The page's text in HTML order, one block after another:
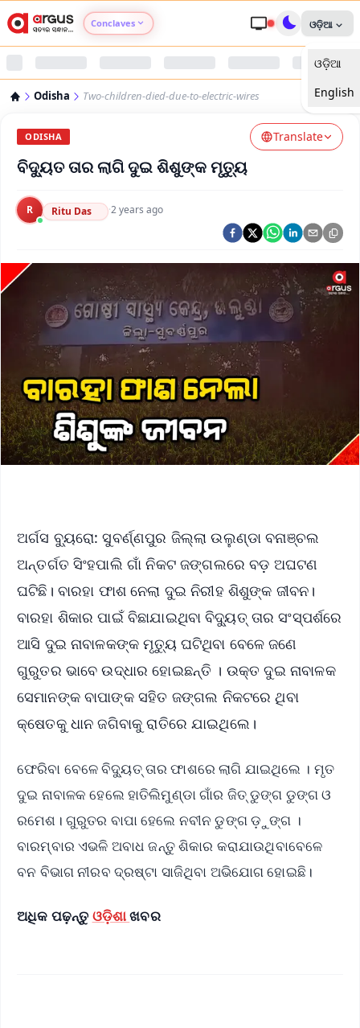
Conclaves
Argus Swaad Odisha
Argus Chalo Dekhein Apna Desh
ଓଡ଼ିଆ
ଓଡ଼ିଆ
English
Odisha Two-children-died-due-to-electric-wires
ODISHA Translate
ବିଦ୍ୟୁତ ତାର ଲାଗି ଦୁଇ ଶିଶୁଙ୍କ ମୃତ୍ୟୁ
R Ritu Das ·2 years ago
ଅର୍ଗସ ବ୍ୟୁରୋ: ସୁବର୍ଣ୍ଣପୁର ଜିଲ୍ଲା ଉଲୁଣ୍ଡା ବନାଞ୍ଚଲ
ଅନ୍ତର୍ଗତ ସିଂହପାଲି ଗାଁ ନିକଟ ଜଙ୍ଗଲରେ ବଡ଼ ଅଘଟଣ
ଘଟିଛି। ବାରହା ଫାଶ ନେଲା ଦୁଇ ନିରୀହ ଶିଶୁଙ୍କ ଜୀବନ।
ବାରହା ଶିକାର ପାଇଁ ବିଛାଯାଇଥିବା ବିଦ୍ୟୁତ୍ ତାର ସଂସ୍ପର୍ଶରେ
ଆସି ଦୁଇ ନାବାଳକଙ୍କ ମୃତ୍ୟୁ ଘଟିଥିବା ବେଳେ ଜଣେ
ଗୁରୁତର ଭାବେ ଉଦ୍ଧାର ହୋଇଛନ୍ତି । ଉକ୍ତ ଦୁଇ ନାବାଳକ
ସେମାନଙ୍କ ବାପାଙ୍କ ସହିତ ଜଙ୍ଗଲ ନିକଟରେ ଥିବା
କ୍ଷେତକୁ ଧାନ ଜଗିବାକୁ ରାତିରେ ଯାଇଥିଲେ।
ଫେରିବା ବେଳେ ବିଦ୍ୟୁତ୍ ତାର ଫାଶରେ ଲାଗି ଯାଇଥିଲେ । ମୃତ
ଦୁଇ ନାବାଳକ ହେଲେ ହାତିଲିମୁଣ୍ଡା ଗାଁର ଜିତ୍ ଡୁଙ୍ଗ ଡୁଙ୍ଗ ଓ
ରମେଶ। ଗୁରୁତର ବାପା ହେଲେ ନବୀନ ଡୁଙ୍ଗ ଡ଼ୁଙ୍ଗ ।
ବାରମ୍ବାର ଏଭଳି ଅବାଧ ଜନ୍ତୁ ଶିକାର କରାଯାଉଥିବାବେଳେ
ବନ ବିଭାଗ ନୀରବ ଦ୍ରଷ୍ଟା ସାଜିଥିବା ଅଭିଯୋଗ ହୋଇଛି।
ଅଧିକ ପଢ଼ନ୍ତୁ ଓଡ଼ିଶାଖବର